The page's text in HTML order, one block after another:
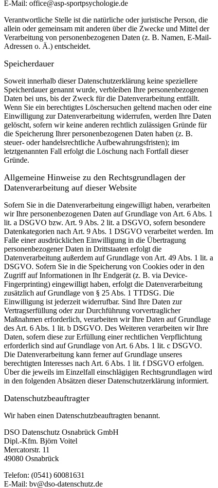
E-Mail: office@asp-sportpsychologie.de
Verantwortliche Stelle ist die natürliche oder juristische Person, die
allein oder gemeinsam mit anderen über die Zwecke und Mittel der
Verarbeitung von personenbezogenen Daten (z. B. Namen, E-Mail-
Adressen o. Ä.) entscheidet.
Speicherdauer
Soweit innerhalb dieser Datenschutzerklärung keine speziellere
Speicherdauer genannt wurde, verbleiben Ihre personenbezogenen
Daten bei uns, bis der Zweck für die Datenverarbeitung entfällt.
Wenn Sie ein berechtigtes Löschersuchen geltend machen oder eine
Einwilligung zur Datenverarbeitung widerrufen, werden Ihre Daten
gelöscht, sofern wir keine anderen rechtlich zulässigen Gründe für
die Speicherung Ihrer personenbezogenen Daten haben (z. B.
steuer- oder handelsrechtliche Aufbewahrungsfristen); im
letztgenannten Fall erfolgt die Löschung nach Fortfall dieser
Gründe.
Allgemeine Hinweise zu den Rechtsgrundlagen der
Datenverarbeitung auf dieser Website
Sofern Sie in die Datenverarbeitung eingewilligt haben, verarbeiten
wir Ihre personenbezogenen Daten auf Grundlage von Art. 6 Abs. 1
lit. a DSGVO bzw. Art. 9 Abs. 2 lit. a DSGVO, sofern besondere
Datenkategorien nach Art. 9 Abs. 1 DSGVO verarbeitet werden. Im
Falle einer ausdrücklichen Einwilligung in die Übertragung
personenbezogener Daten in Drittstaaten erfolgt die
Datenverarbeitung außerdem auf Grundlage von Art. 49 Abs. 1 lit. a
DSGVO. Sofern Sie in die Speicherung von Cookies oder in den
Zugriff auf Informationen in Ihr Endgerät (z. B. via Device-
Fingerprinting) eingewilligt haben, erfolgt die Datenverarbeitung
zusätzlich auf Grundlage von § 25 Abs. 1 TTDSG. Die
Einwilligung ist jederzeit widerrufbar. Sind Ihre Daten zur
Vertragserfüllung oder zur Durchführung vorvertraglicher
Maßnahmen erforderlich, verarbeiten wir Ihre Daten auf Grundlage
des Art. 6 Abs. 1 lit. b DSGVO. Des Weiteren verarbeiten wir Ihre
Daten, sofern diese zur Erfüllung einer rechtlichen Verpflichtung
erforderlich sind auf Grundlage von Art. 6 Abs. 1 lit. c DSGVO.
Die Datenverarbeitung kann ferner auf Grundlage unseres
berechtigten Interesses nach Art. 6 Abs. 1 lit. f DSGVO erfolgen.
Über die jeweils im Einzelfall einschlägigen Rechtsgrundlagen wird
in den folgenden Absätzen dieser Datenschutzerklärung informiert.
Datenschutz­beauftragter
Wir haben einen Datenschutzbeauftragten benannt.
DSO Datenschutz Osnabrück GmbH
Dipl.-Kfm. Björn Voitel
Mercatorstr. 11
49080 Osnabrück
Telefon: (0541) 60081631
E-Mail: bv@dso-datenschutz.de